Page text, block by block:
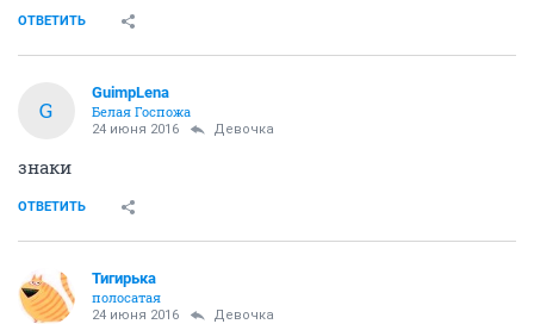
ОТВЕТИТЬ
G
GuimpLena
Белая Госпожа
24 июня 2016 Девочка
знаки
ОТВЕТИТЬ
Тигирька
полосатая
24 июня 2016 Девочка